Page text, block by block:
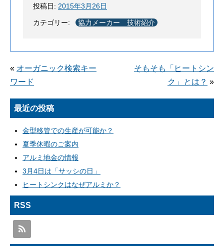
投稿日: 2015年3月26日
カテゴリー: 協力メーカー 技術紹介
« オーガニック検索キー
ワード
そもそも「ヒートシン
ク」とは？ »
最近の投稿
金型移管での生産が可能か？
夏季休暇のご案内
アルミ地金の情報
3月4日は「サッシの日」
ヒートシンクはなぜアルミか？
RSS